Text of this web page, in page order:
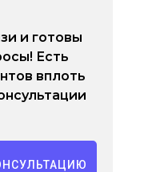
и готовы
Есть
вплоть